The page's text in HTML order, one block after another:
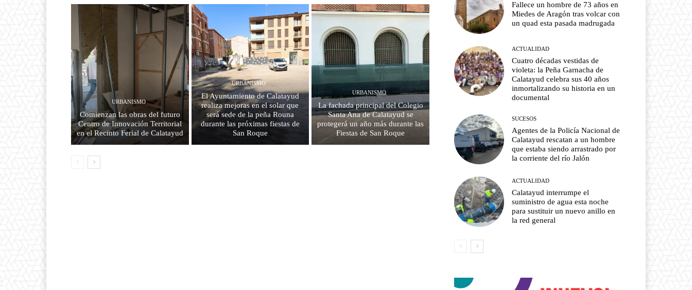
URBANISMO
Comienzan las obras del futuro
Centro de Innovación Territorial
en el Recinto Ferial de Calatayud
URBANISMO
El Ayuntamiento de Calatayud
realiza mejoras en el solar que
será sede de la peña Rouna
durante las próximas fiestas de
San Roque
URBANISMO
La fachada principal del Colegio
Santa Ana de Calatayud se
protegerá un año más durante las
Fiestas de San Roque
Fallece un hombre de 73 años en
Miedes de Aragón tras volcar con
un quad esta pasada madrugada
ACTUALIDAD
Cuatro décadas vestidas de
violeta: la Peña Garnacha de
Calatayud celebra sus 40 años
inmortalizando su historia en un
documental
SUCESOS
Agentes de la Policía Nacional de
Calatayud rescatan a un hombre
que estaba siendo arrastrado por
la corriente del río Jalón
ACTUALIDAD
Calatayud interrumpe el
suministro de agua esta noche
para sustituir un nuevo anillo en
la red general